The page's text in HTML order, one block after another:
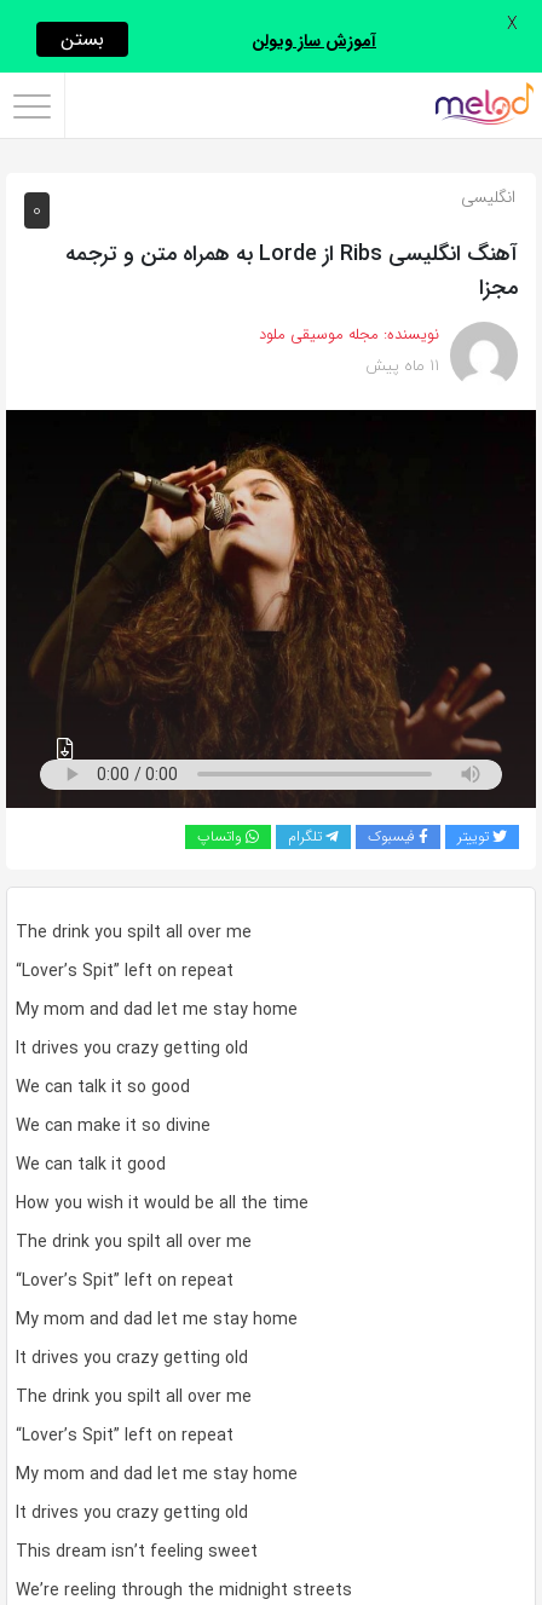
اشتراک
با
روش‌های
زیر
این
صفحه
را
کپی
لینک
0 انگلیسی
آهنگ انگلیسی Ribs از Lorde به همراه متن و ترجمه
مجزا
نویسنده: مجله موسیقی ملود
11 ماه پیش
توییتر فیسبوک تلگرام واتساپ
The drink you spilt all over me
“Lover’s Spit” left on repeat
My mom and dad let me stay home
It drives you crazy getting old
We can talk it so good
We can make it so divine
We can talk it good
How you wish it would be all the time
The drink you spilt all over me
“Lover’s Spit” left on repeat
My mom and dad let me stay home
It drives you crazy getting old
The drink you spilt all over me
“Lover’s Spit” left on repeat
My mom and dad let me stay home
It drives you crazy getting old
This dream isn’t feeling sweet
We’re reeling through the midnight streets
آموزش ساز ویولن بستن X